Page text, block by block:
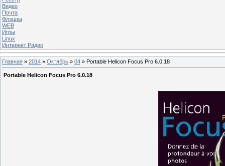
Видео
Почта
Флэшка
WEB
Игры
Linux
Интернет Радио
Главная » 2014 » Октябрь » 04 » Portable Helicon Focus Pro 6.0.18
Portable Helicon Focus Pro 6.0.18